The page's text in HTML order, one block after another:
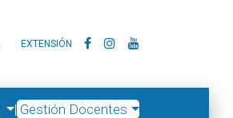
EXTENSIÓN
| Gestión Docentes